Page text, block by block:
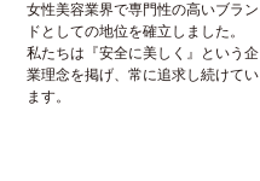
女性美容業界で専門性の高いブラン
ドとしての地位を確立しました。
私たちは『安全に美しく』という企
業理念を掲げ、常に追求し続けてい
ます。